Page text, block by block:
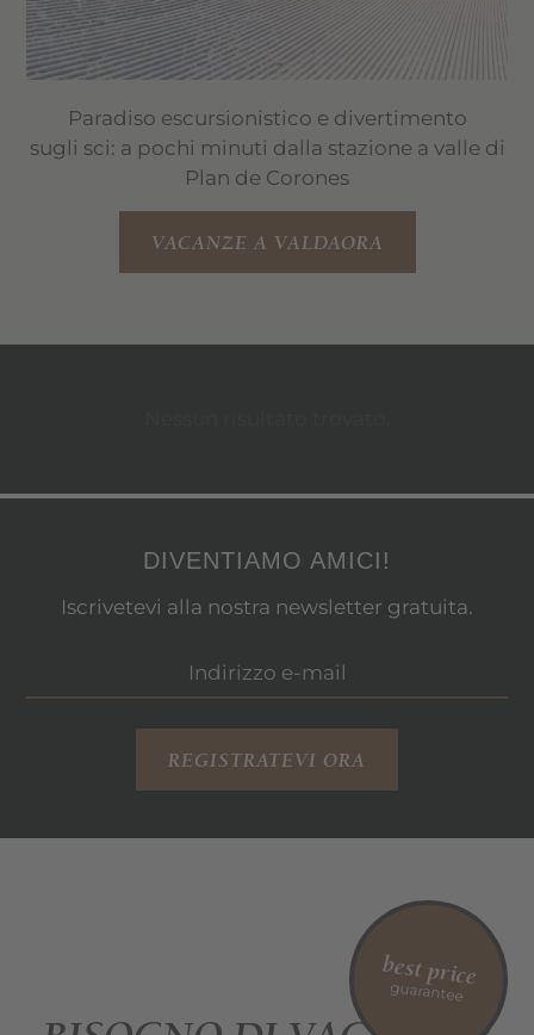
Paradiso escursionistico e divertimento
sugli sci: a pochi minuti dalla stazione a valle di
Plan de Corones
VACANZE A VALDAORA
DIVENTIAMO AMICI!
Iscrivetevi alla nostra newsletter gratuita.
REGISTRATEVI ORA
best price
guarantee